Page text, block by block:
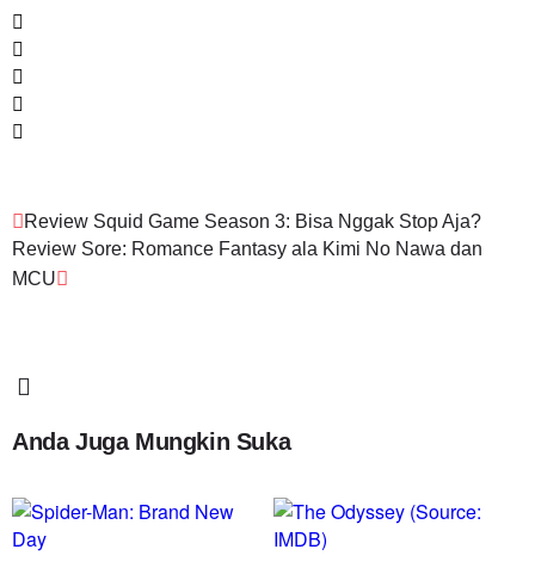
Review Squid Game Season 3: Bisa Nggak Stop Aja?
Review Sore: Romance Fantasy ala Kimi No Nawa dan
MCU
Anda Juga Mungkin Suka